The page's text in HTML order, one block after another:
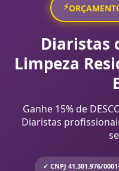
⚡
Diaristas
Limpeza
Ganhe 15% de
Diaristas
✓ CNPJ 41.301.976/